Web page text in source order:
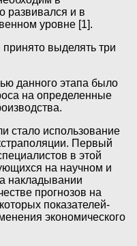
развивался и в
уровне [1].
выделять три
данного этапа было
на определенные
стало использование
Первый
в этой
на научном и
накладывании
прогнозов на
показателей-
экономического